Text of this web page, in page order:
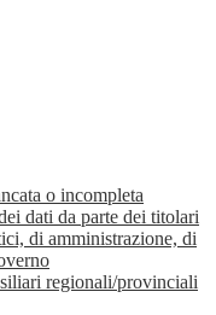
o incompleta
dati da parte dei titolari
di amministrazione, di
regionali/provinciali